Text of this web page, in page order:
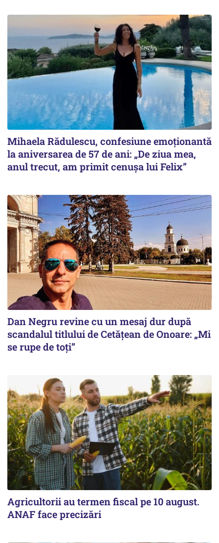
Mihaela Rădulescu, confesiune emoționantă
la aniversarea de 57 de ani: „De ziua mea,
anul trecut, am primit cenușa lui Felix”
Dan Negru revine cu un mesaj dur după
scandalul titlului de Cetățean de Onoare: „Mi
se rupe de toți”
Agricultorii au termen fiscal pe 10 august.
ANAF face precizări